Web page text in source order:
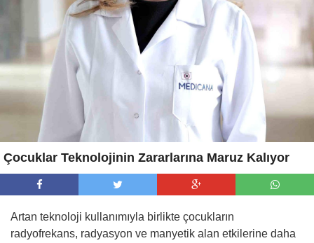
Çocuklar Teknolojinin Zararlarına Maruz Kalıyor
Artan teknoloji kullanımıyla birlikte çocukların
radyofrekans, radyasyon ve manyetik alan etkilerine daha